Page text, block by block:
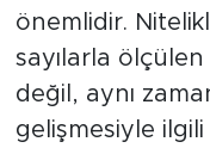
önemlidir.
sayılarla
değil, aynı
gelişmesiyle